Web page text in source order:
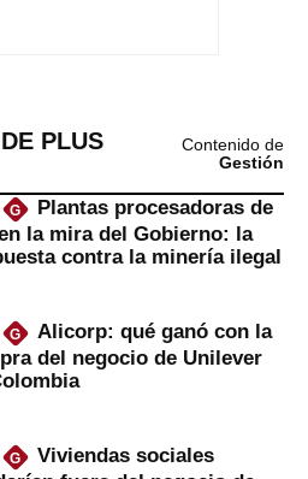
PLUS
Contenido de
Gestión
G
Plantas procesadoras de
la mira del Gobierno: la
contra la minería ilegal
G
Alicorp: qué ganó con la
del negocio de Unilever
G
Viviendas sociales